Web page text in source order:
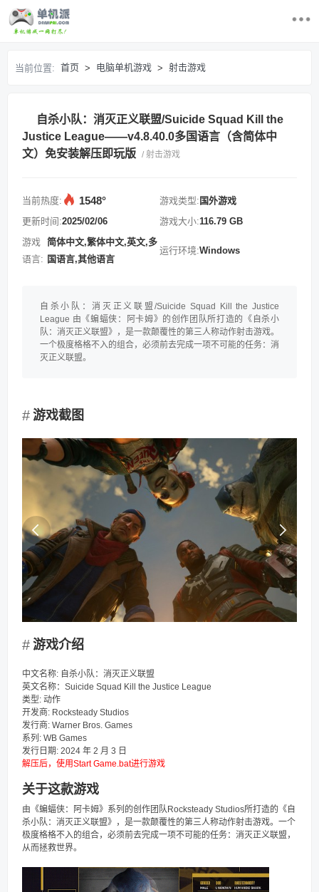
首页
电脑单机游戏
求游戏
登录/注册
当前位置: 首页 > 电脑单机游戏 > 射击游戏
自杀小队：消灭正义联盟/Suicide Squad Kill the
Justice League——v4.8.40.0多国语言（含简体中
文）免安装解压即玩版 / 射击游戏
当前热度: 1548° 游戏类型: 国外游戏
更新时间:2025/02/06 游戏大小:116.79 GB
游戏
语言:
简体中文,繁体中文,英文,多
国语言,其他语言
运行环境:Windows
自杀小队：消灭正义联盟/Suicide Squad Kill the Justice
League 由《蝙蝠侠：阿卡姆》的创作团队所打造的《自杀小
队：消灭正义联盟》，是一款颠覆性的第三人称动作射击游戏。
一个极度格格不入的组合，必须前去完成一项不可能的任务：消
灭正义联盟。
游戏截图
游戏介绍
中文名称: 自杀小队：消灭正义联盟
英文名称：Suicide Squad Kill the Justice League
类型: 动作
开发商: Rocksteady Studios
发行商: Warner Bros. Games
系列: WB Games
发行日期: 2024 年 2 月 3 日
解压后，使用Start Game.bat进行游戏
关于这款游戏
由《蝙蝠侠：阿卡姆》系列的创作团队Rocksteady Studios所打造的《自
杀小队：消灭正义联盟》，是一款颠覆性的第三人称动作射击游戏。一个
极度格格不入的组合，必须前去完成一项不可能的任务：消灭正义联盟，
从而拯救世界。